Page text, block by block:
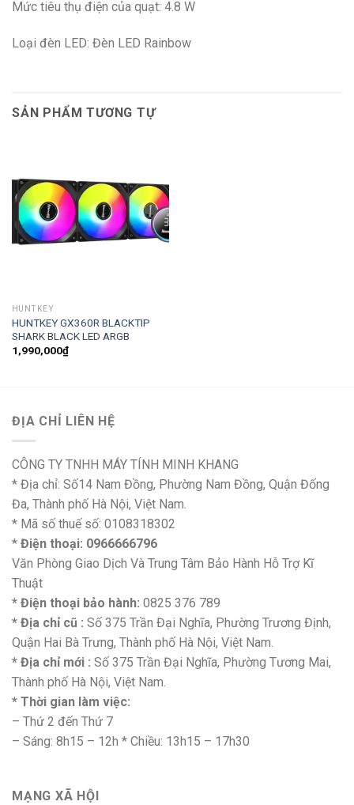
Mức tiêu thụ điện của quạt: 4.8 W
Loại đèn LED: Đèn LED Rainbow
SẢN PHẨM TƯƠNG TỰ
HUNTKEY
HUNTKEY GX360R BLACKTIP
SHARK BLACK LED ARGB
1,990,000₫
ĐỊA CHỈ LIÊN HỆ
CÔNG TY TNHH MÁY TÍNH MINH KHANG
* Địa chỉ: Số14 Nam Đồng, Phường Nam Đồng, Quận Đống
Đa, Thành phố Hà Nội, Việt Nam.
* Mã số thuế số: 0108318302
* Điện thoại: 0966666796
Văn Phòng Giao Dịch Và Trung Tâm Bảo Hành Hỗ Trợ Kĩ
Thuật
* Điện thoại bảo hành: 0825 376 789
* Địa chỉ cũ : Số 375 Trần Đại Nghĩa, Phường Trương Định,
Quận Hai Bà Trưng, Thành phố Hà Nội, Việt Nam.
* Địa chỉ mới : Số 375 Trần Đại Nghĩa, Phường Tương Mai,
Thành phố Hà Nội, Việt Nam.
* Thời gian làm việc:
– Thứ 2 đến Thứ 7
– Sáng: 8h15 – 12h * Chiều: 13h15 – 17h30
MẠNG XÃ HỘI